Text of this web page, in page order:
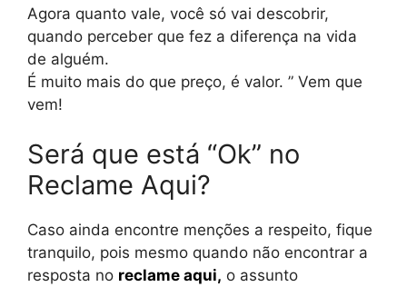
Agora quanto vale, você só vai descobrir,
quando perceber que fez a diferença na vida
de alguém.
É muito mais do que preço, é valor. ” Vem que
vem!
Será que está “Ok” no
Reclame Aqui?
Caso ainda encontre menções a respeito, fique
tranquilo, pois mesmo quando não encontrar a
resposta no reclame aqui, o assunto